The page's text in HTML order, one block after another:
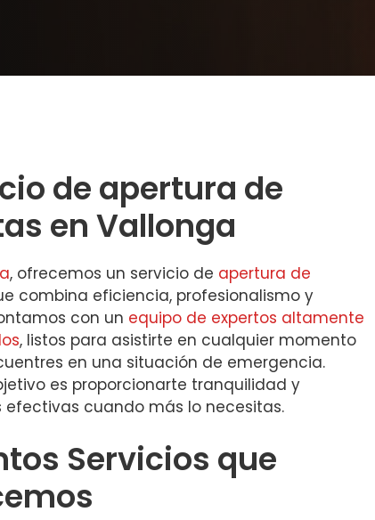
de apertura de
en Vallonga
, ofrecemos un servicio de apertura de
combina eficiencia, profesionalismo y
con un equipo de expertos altamente
, listos para asistirte en cualquier momento
en una situación de emergencia.
es proporcionarte tranquilidad y
efectivas cuando más lo necesitas.
Servicios que